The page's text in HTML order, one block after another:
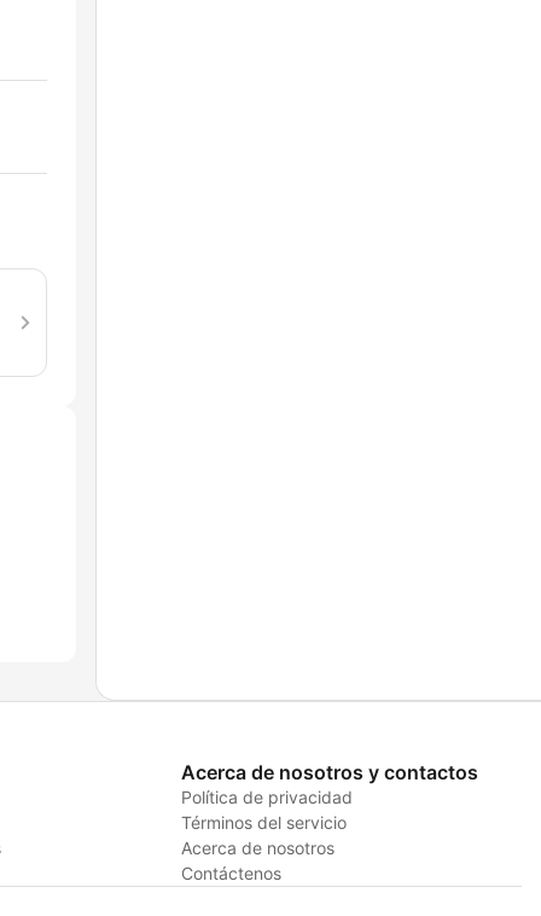
Acerca de nosotros y contactos
Política de privacidad
Términos del servicio
Acerca de nosotros
Contáctenos